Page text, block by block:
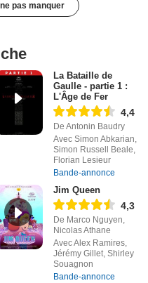
pas manquer
La Bataille de
Gaulle - partie 1 :
L'Âge de Fer
4,4
De Antonin Baudry
Avec Simon Abkarian,
Simon Russell Beale,
Florian Lesieur
Bande-annonce
Jim Queen
4,3
De Marco Nguyen,
Nicolas Athane
Avec Alex Ramires,
Jérémy Gillet, Shirley
Souagnon
Bande-annonce